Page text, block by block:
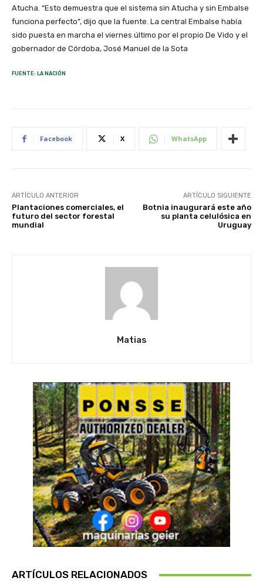
Atucha. “Esto demuestra que el sistema sin Atucha y sin Embalse
funciona perfecto”, dijo que la fuente. La central Embalse había
sido puesta en marcha el viernes último por el propio De Vido y el
gobernador de Córdoba, José Manuel de la Sota
FUENTE: LA NACIÓN
Facebook X WhatsApp
ARTÍCULO ANTERIOR
Plantaciones comerciales, el
futuro del sector forestal
mundial
ARTÍCULO SIGUIENTE
Botnia inaugurará este año
su planta celulósica en
Uruguay
Matias
ARTÍCULOS RELACIONADOS